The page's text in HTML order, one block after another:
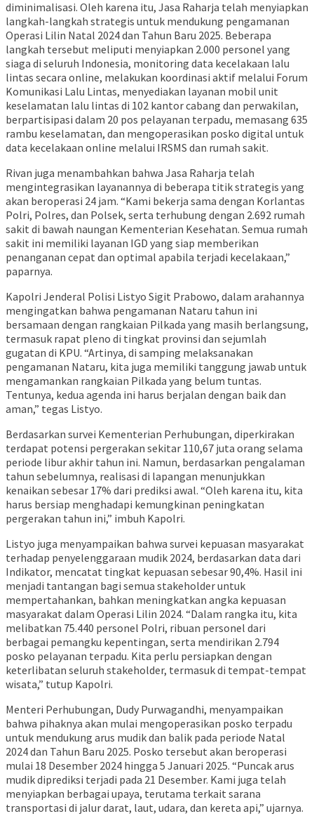
diminimalisasi. Oleh karena itu, Jasa Raharja telah menyiapkan
langkah-langkah strategis untuk mendukung pengamanan
Operasi Lilin Natal 2024 dan Tahun Baru 2025. Beberapa
langkah tersebut meliputi menyiapkan 2.000 personel yang
siaga di seluruh Indonesia, monitoring data kecelakaan lalu
lintas secara online, melakukan koordinasi aktif melalui Forum
Komunikasi Lalu Lintas, menyediakan layanan mobil unit
keselamatan lalu lintas di 102 kantor cabang dan perwakilan,
berpartisipasi dalam 20 pos pelayanan terpadu, memasang 635
rambu keselamatan, dan mengoperasikan posko digital untuk
data kecelakaan online melalui IRSMS dan rumah sakit.
Rivan juga menambahkan bahwa Jasa Raharja telah
mengintegrasikan layanannya di beberapa titik strategis yang
akan beroperasi 24 jam. “Kami bekerja sama dengan Korlantas
Polri, Polres, dan Polsek, serta terhubung dengan 2.692 rumah
sakit di bawah naungan Kementerian Kesehatan. Semua rumah
sakit ini memiliki layanan IGD yang siap memberikan
penanganan cepat dan optimal apabila terjadi kecelakaan,”
paparnya.
Kapolri Jenderal Polisi Listyo Sigit Prabowo, dalam arahannya
mengingatkan bahwa pengamanan Nataru tahun ini
bersamaan dengan rangkaian Pilkada yang masih berlangsung,
termasuk rapat pleno di tingkat provinsi dan sejumlah
gugatan di KPU. “Artinya, di samping melaksanakan
pengamanan Nataru, kita juga memiliki tanggung jawab untuk
mengamankan rangkaian Pilkada yang belum tuntas.
Tentunya, kedua agenda ini harus berjalan dengan baik dan
aman,” tegas Listyo.
Berdasarkan survei Kementerian Perhubungan, diperkirakan
terdapat potensi pergerakan sekitar 110,67 juta orang selama
periode libur akhir tahun ini. Namun, berdasarkan pengalaman
tahun sebelumnya, realisasi di lapangan menunjukkan
kenaikan sebesar 17% dari prediksi awal. “Oleh karena itu, kita
harus bersiap menghadapi kemungkinan peningkatan
pergerakan tahun ini,” imbuh Kapolri.
Listyo juga menyampaikan bahwa survei kepuasan masyarakat
terhadap penyelenggaraan mudik 2024, berdasarkan data dari
Indikator, mencatat tingkat kepuasan sebesar 90,4%. Hasil ini
menjadi tantangan bagi semua stakeholder untuk
mempertahankan, bahkan meningkatkan angka kepuasan
masyarakat dalam Operasi Lilin 2024. “Dalam rangka itu, kita
melibatkan 75.440 personel Polri, ribuan personel dari
berbagai pemangku kepentingan, serta mendirikan 2.794
posko pelayanan terpadu. Kita perlu persiapkan dengan
keterlibatan seluruh stakeholder, termasuk di tempat-tempat
wisata,” tutup Kapolri.
Menteri Perhubungan, Dudy Purwagandhi, menyampaikan
bahwa pihaknya akan mulai mengoperasikan posko terpadu
untuk mendukung arus mudik dan balik pada periode Natal
2024 dan Tahun Baru 2025. Posko tersebut akan beroperasi
mulai 18 Desember 2024 hingga 5 Januari 2025. “Puncak arus
mudik diprediksi terjadi pada 21 Desember. Kami juga telah
menyiapkan berbagai upaya, terutama terkait sarana
transportasi di jalur darat, laut, udara, dan kereta api,” ujarnya.